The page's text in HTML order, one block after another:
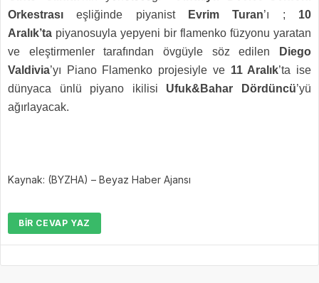
Orkestrası eşliğinde piyanist Evrim Turan’ı ; 10
Aralık’ta piyanosuyla yepyeni bir flamenko füzyonu yaratan
ve eleştirmenler tarafından övgüyle söz edilen
Diego
Valdivia’yı Piano Flamenko projesiyle ve 11 Aralık’ta ise
dünyaca ünlü piyano ikilisi Ufuk&Bahar Dördüncü’yü
ağırlayacak.
Kaynak: (BYZHA) – Beyaz Haber Ajansı
BIR CEVAP YAZ